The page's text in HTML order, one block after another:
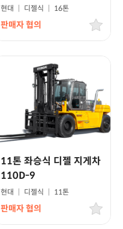
현대 | 디젤식 | 16톤
판매자 협의
11톤 좌승식 디젤 지게차
110D-9
현대 | 디젤식 | 11톤
판매자 협의